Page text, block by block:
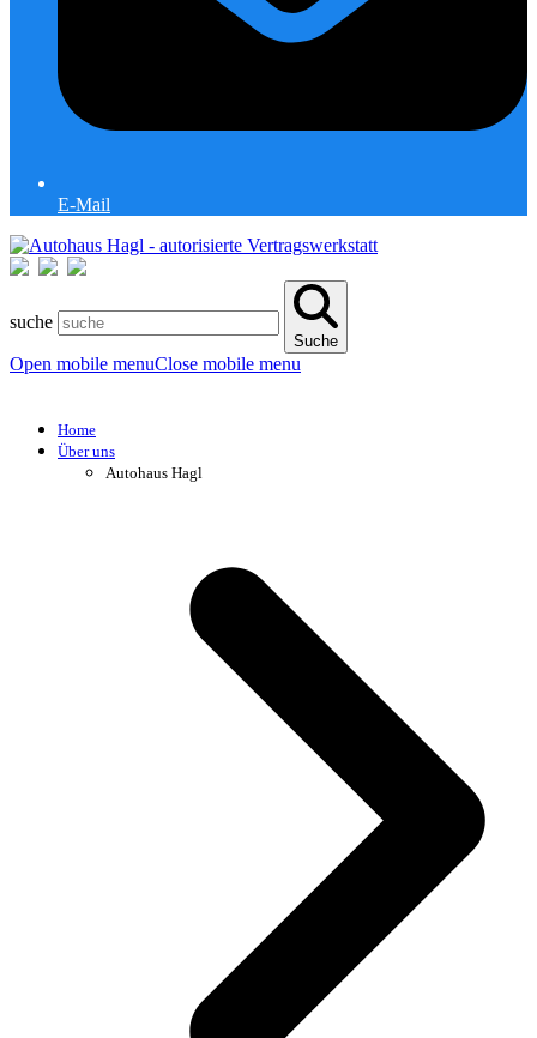
E-Mail
suche
Suche
Open mobile menuClose mobile menu
Home
Über uns
Autohaus Hagl